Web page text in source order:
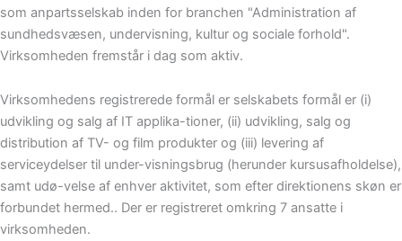
som anpartsselskab inden for branchen "Administration af
sundhedsvæsen, undervisning, kultur og sociale forhold".
Virksomheden fremstår i dag som aktiv.
Virksomhedens registrerede formål er selskabets formål er (i)
udvikling og salg af IT applika-tioner, (ii) udvikling, salg og
distribution af TV- og film produkter og (iii) levering af
serviceydelser til under-visningsbrug (herunder kursusafholdelse),
samt udø-velse af enhver aktivitet, som efter direktionens skøn er
forbundet hermed.. Der er registreret omkring 7 ansatte i
virksomheden.